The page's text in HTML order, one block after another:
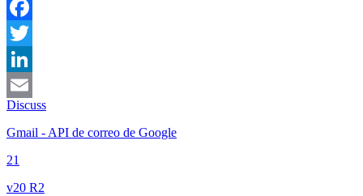
Facebook
Twitter
LinkedIn
Email
Discuss
Gmail - API de correo de Google
21
v20 R2